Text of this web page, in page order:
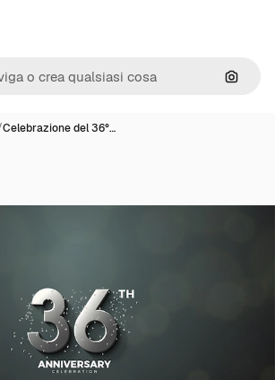
Cerca
Celebrazione del 36°…